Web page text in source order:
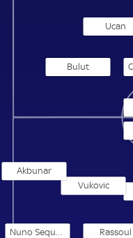
Ucan
Bulut
Rassoul
Vukovic
Akbunar